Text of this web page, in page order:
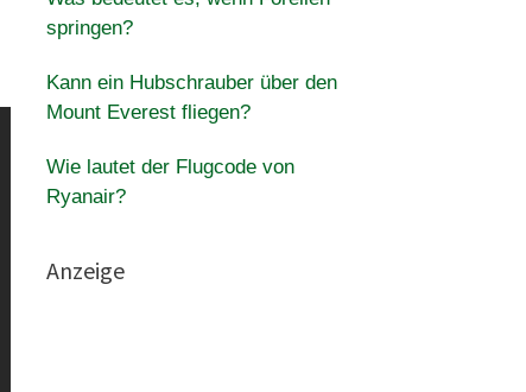
springen?
Kann ein Hubschrauber über den
Mount Everest fliegen?
Wie lautet der Flugcode von
Ryanair?
Anzeige